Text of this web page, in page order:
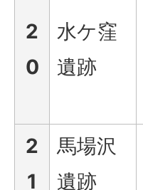
2
0
水ケ窪
遺跡
2
1
馬場沢
遺跡